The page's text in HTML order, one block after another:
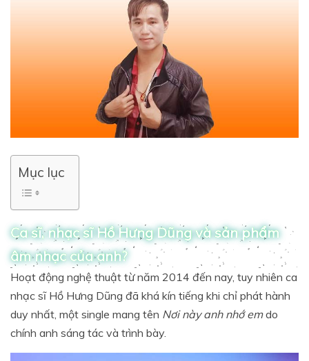
Mục lục
Ca sĩ, nhạc sĩ Hồ Hưng Dũng và sản phẩm
âm nhạc của anh?
Hoạt động nghệ thuật từ năm 2014 đến nay, tuy nhiên ca
nhạc sĩ Hồ Hưng Dũng đã khá kín tiếng khi chỉ phát hành
duy nhất, một single mang tên Nơi này anh nhớ emdo
chính anh sáng tác và trình bày.